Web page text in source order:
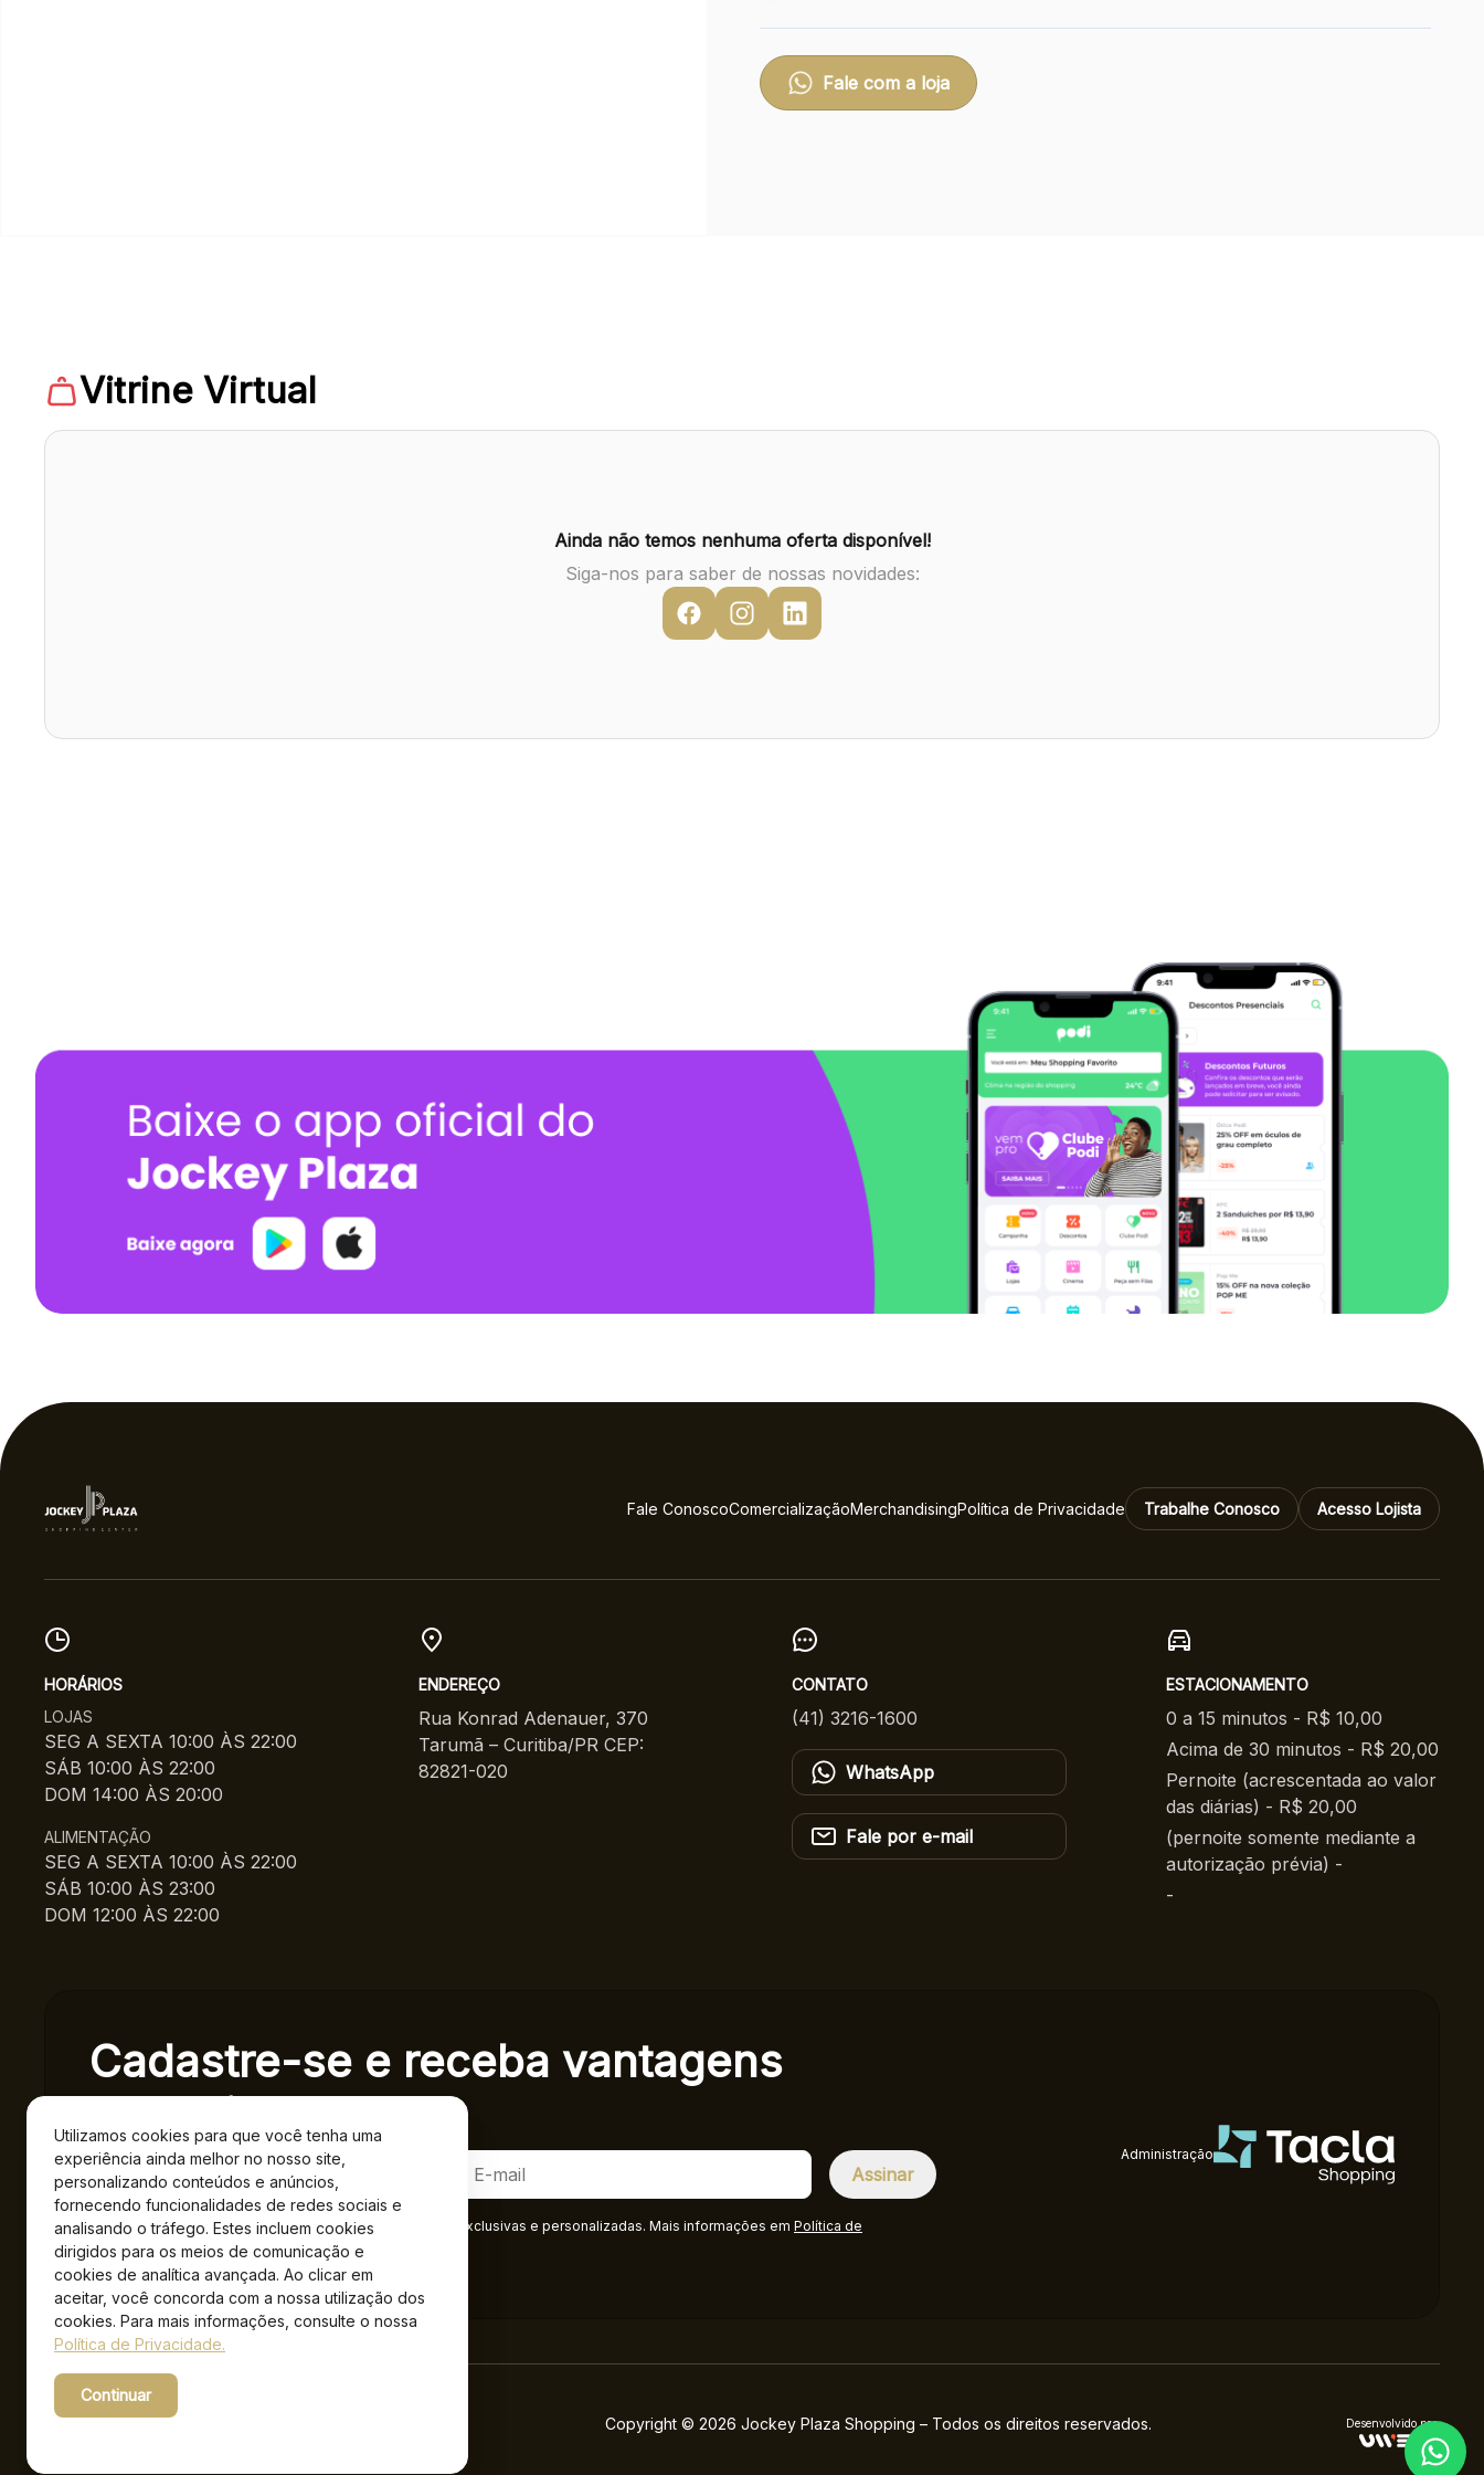
Utilizamos cookies para que você tenha uma
experiência ainda melhor no nosso site,
personalizando conteúdos e anúncios,
fornecendo funcionalidades de redes sociais e
analisando o tráfego. Estes incluem cookies
dirigidos para os meios de comunicação e
cookies de analítica avançada. Ao clicar em
aceitar, você concorda com a nossa utilização dos
cookies. Para mais informações, consulte o nossa
Política de Privacidade.
Continuar
Fale com a loja
Vitrine Virtual
Ainda não temos nenhuma oferta disponível!
Siga-nos para saber de nossas novidades:
Fale ConoscoComercializaçãoMerchandisingPolítica de Privacidade Trabalhe Conosco Acesso Lojista
HORÁRIOS
LOJAS
SEG A SEXTA 10:00 ÀS 22:00
SÁB 10:00 ÀS 22:00
DOM 14:00 ÀS 20:00
ALIMENTAÇÃO
SEG A SEXTA 10:00 ÀS 22:00
SÁB 10:00 ÀS 23:00
DOM 12:00 ÀS 22:00
ENDEREÇO
Rua Konrad Adenauer, 370
Tarumã – Curitiba/PR CEP:
82821-020
CONTATO
(41) 3216-1600
WhatsApp
Fale por e-mail
ESTACIONAMENTO
0 a 15 minutos - R$ 10,00
Acima de 30 minutos - R$ 20,00
Pernoite (acrescentada ao valor
das diárias) - R$ 20,00
(pernoite somente mediante a
autorização prévia) -
-
Cadastre-se e receba vantagens
exclusivas.
Ao se cadastrar você confirma em receber informações exclusivas e personalizadas. Mais informações em Política de
Privacidade.*
Administração
Copyright © 2026 Jockey Plaza Shopping – Todos os direitos reservados. Desenvolvido por: